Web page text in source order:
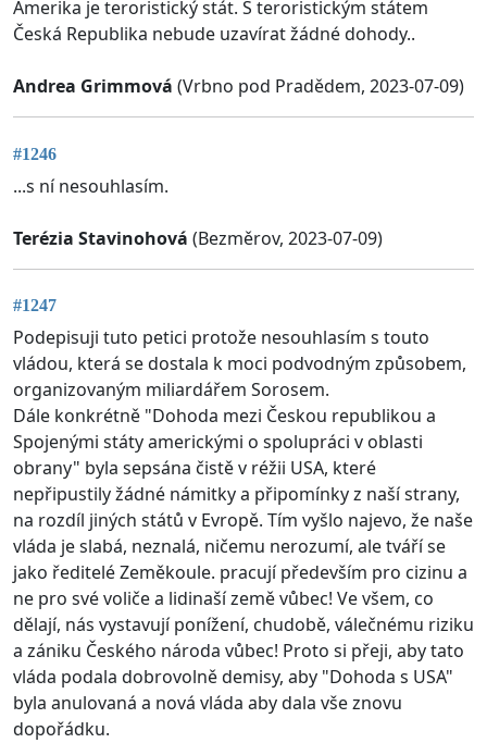
Amerika je teroristický stát. S teroristickým státem
Česká Republika nebude uzavírat žádné dohody..
Andrea Grimmová (Vrbno pod Pradědem, 2023-07-09)
#1246
...s ní nesouhlasím.
Terézia Stavinohová (Bezměrov, 2023-07-09)
#1247
Podepisuji tuto petici protože nesouhlasím s touto
vládou, která se dostala k moci podvodným způsobem,
organizovaným miliardářem Sorosem.
Dále konkrétně "Dohoda mezi Českou republikou a
Spojenými státy americkými o spolupráci v oblasti
obrany" byla sepsána čistě v réžii USA, které
nepřipustily žádné námitky a připomínky z naší strany,
na rozdíl jiných států v Evropě. Tím vyšlo najevo, že naše
vláda je slabá, neznalá, ničemu nerozumí, ale tváří se
jako ředitelé Zeměkoule. pracují především pro cizinu a
ne pro své voliče a lidinaší země vůbec! Ve všem, co
dělají, nás vystavují ponížení, chudobě, válečnému riziku
a zániku Českého národa vůbec! Proto si přeji, aby tato
vláda podala dobrovolně demisy, aby "Dohoda s USA"
byla anulovaná a nová vláda aby dala vše znovu
dopořádku.